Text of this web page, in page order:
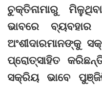
ଚୁକ୍ତିନାମାରୁ
ଭାବରେ
ଅଂଶୀଦାରମାନଙ୍କୁ
ପ୍ରୋତ୍ସାହିତ
ସକ୍ରିୟ ଭାବେ